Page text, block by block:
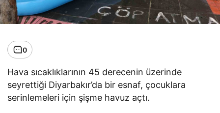
0
Hava sıcaklıklarının 45 derecenin üzerinde
seyrettiği Diyarbakır’da bir esnaf, çocuklara
serinlemeleri için şişme havuz açtı.